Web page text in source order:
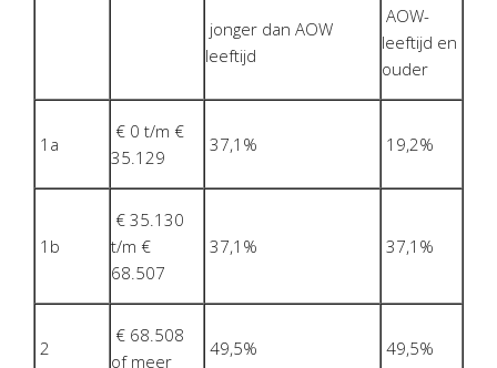
informatie
Handige links
Contact
AvantiOnline
jonger dan AOW
leeftijd
AOW-
leeftijd en
ouder
1a
€ 0 t/m €
35.129
37,1% 19,2%
1b
€ 35.130
t/m €
68.507
37,1% 37,1%
2
€ 68.508
of meer
49,5% 49,5%